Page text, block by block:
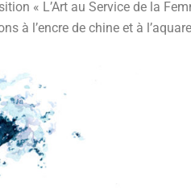
« L’Art au Service de la
à l’encre de chine et à